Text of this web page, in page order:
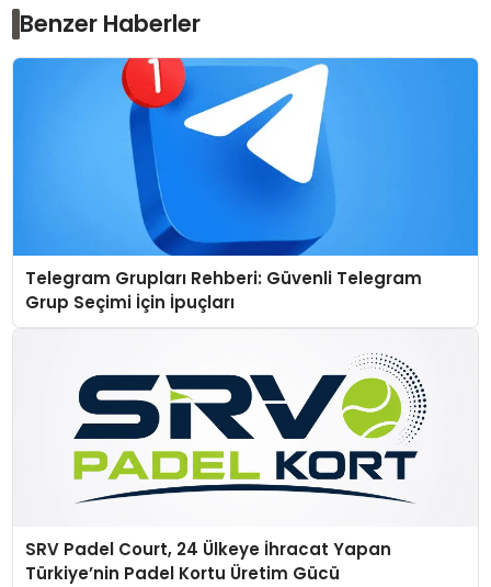
Benzer Haberler
Telegram Grupları Rehberi: Güvenli Telegram
Grup Seçimi İçin İpuçları
SRV Padel Court, 24 Ülkeye İhracat Yapan
Türkiye’nin Padel Kortu Üretim Gücü